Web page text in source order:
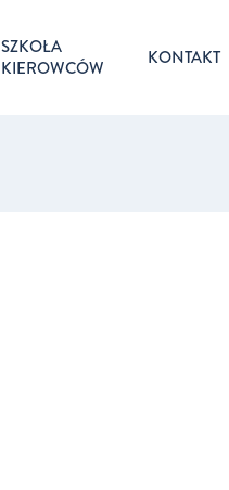
SZKOŁA
KIEROWCÓW
KONTAKT